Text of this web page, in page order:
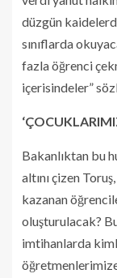
düzgün
sınıflarda
fazla öğrenci
içerisindeler”
Bakanlıktan bu
altını çizen
kazanan
oluşturulacak?
imtihanlarda